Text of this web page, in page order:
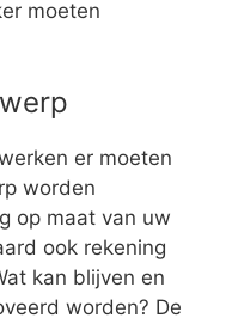
moeten
er moeten
worden
op maat van uw
ook rekening
kan blijven en
worden? De